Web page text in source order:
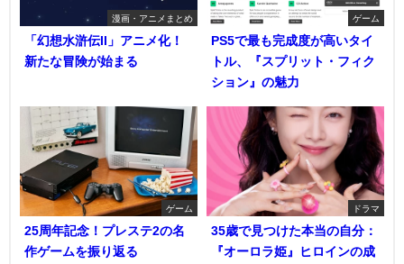
漫画・アニメまとめ
「幻想水滸伝II」アニメ化！
新たな冒険が始まる
ゲーム
PS5で最も完成度が高いタイ
トル、『スプリット・フィク
ション』の魅力
ゲーム
25周年記念！プレステ2の名
作ゲームを振り返る
ドラマ
35歳で見つけた本当の自分：
『オーロラ姫』ヒロインの成